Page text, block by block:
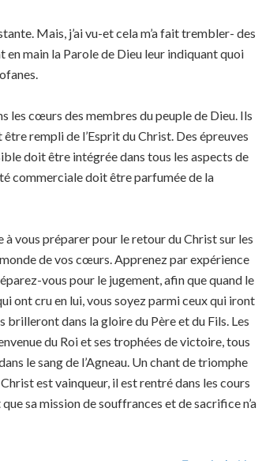
Mais, j’ai vu-et cela m’a fait trembler- des
main la Parole de Dieu leur indiquant quoi
les cœurs des membres du peuple de Dieu. Ils
rempli de l’Esprit du Christ. Des épreuves
doit être intégrée dans tous les aspects de
commerciale doit être parfumée de la
vous préparer pour le retour du Christ sur les
de vos cœurs. Apprenez par expérience
vous pour le jugement, afin que quand le
ont cru en lui, vous soyez parmi ceux qui iront
brilleront dans la gloire du Père et du Fils. Les
du Roi et ses trophées de victoire, tous
le sang de l’Agneau. Un chant de triomphe
est vainqueur, il est rentré dans les cours
sa mission de souffrances et de sacrifice n’a